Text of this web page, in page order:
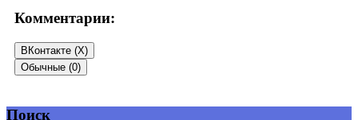
Комментарии:
ВКонтакте (X)
Обычные (0)
Поиск